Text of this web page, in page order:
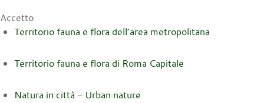
Accetto
Territorio fauna e flora dell’area metropolitana
Territorio fauna e flora di Roma Capitale
Natura in città - Urban nature